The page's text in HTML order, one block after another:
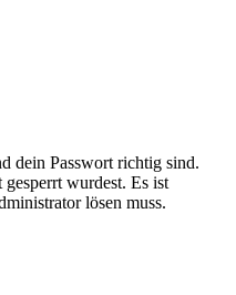
dein Passwort richtig sind.
wurdest. Es ist
lösen muss.